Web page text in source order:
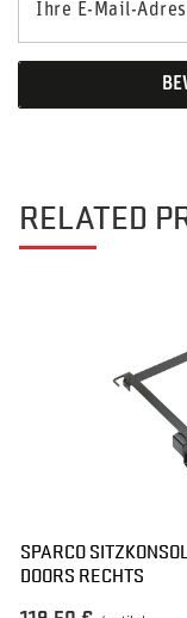
Ihre E-Mail-
RELATED
SPARCO
DOORS RECHTS